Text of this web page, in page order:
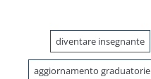
diventare insegnante
aggiornamento graduatorie